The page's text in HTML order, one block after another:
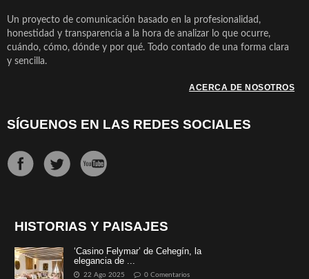
Un proyecto de comunicación basado en la profesionalidad,
honestidad y transparencia a la hora de analizar lo que ocurre,
cuándo, cómo, dónde y por qué. Todo contado de una forma clara
y sencilla.
ACERCA DE NOSOTROS
SÍGUENOS EN LAS REDES SOCIALES
HISTORIAS Y PAISAJES
‘Casino Felymar’ de Cehegín, la
elegancia de ...
22 Ago 2025 0 Comentarios